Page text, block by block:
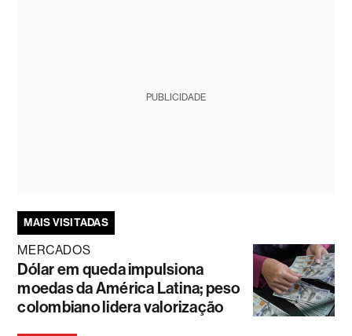
PUBLICIDADE
MAIS VISITADAS
MERCADOS
Dólar em queda impulsiona
moedas da América Latina; peso
colombiano lidera valorização